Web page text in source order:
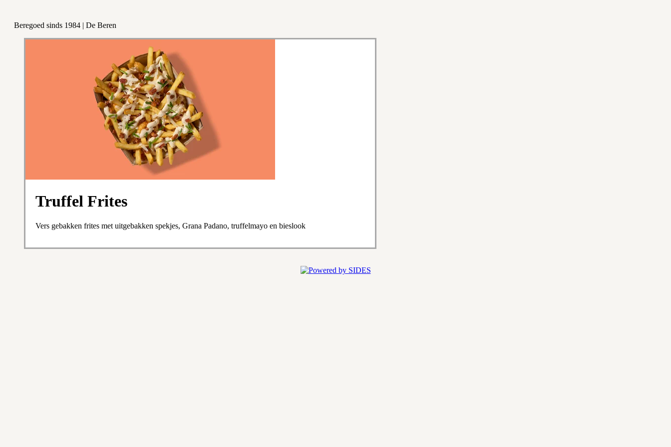
Beregoed sinds 1984 | De Beren
Truffel Frites
Vers gebakken frites met uitgebakken spekjes, Grana Padano, truffelmayo en bieslook